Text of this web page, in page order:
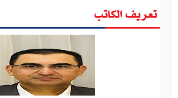
تعريف الكاتب